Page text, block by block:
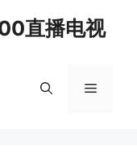
直播电视
Menu